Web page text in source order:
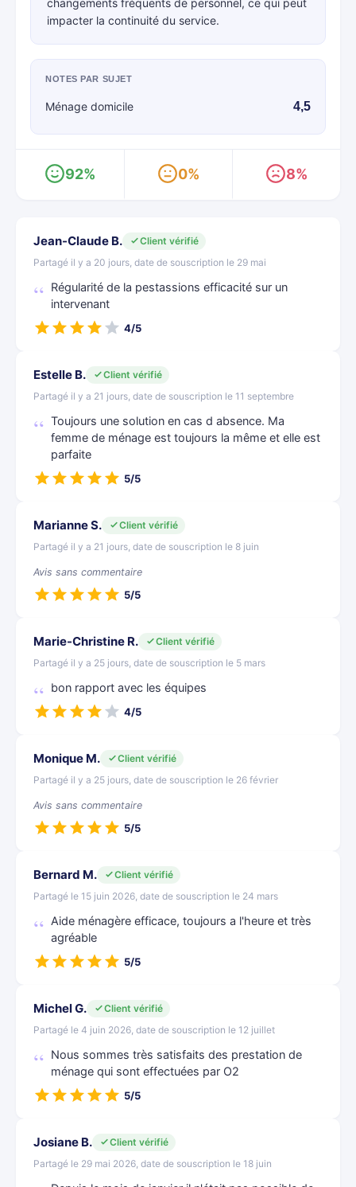
changements fréquents de personnel, ce qui peut
impacter la continuité du service.
NOTES PAR SUJET
Ménage domicile 4,5
92% 0% 8%
Jean-Claude B.
Client vérifié
Partagé il y a 20 jours, date de souscription le 29 mai
Régularité de la pestassions efficacité sur un
intervenant
4/5
Estelle B.
Client vérifié
Partagé il y a 21 jours, date de souscription le 11 septembre
Toujours une solution en cas d absence. Ma
femme de ménage est toujours la même et elle est
parfaite
5/5
Marianne S.
Client vérifié
Partagé il y a 21 jours, date de souscription le 8 juin
Avis sans commentaire
5/5
Marie-Christine R.
Client vérifié
Partagé il y a 25 jours, date de souscription le 5 mars
bon rapport avec les équipes
4/5
Monique M.
Client vérifié
Partagé il y a 25 jours, date de souscription le 26 février
Avis sans commentaire
5/5
Bernard M.
Client vérifié
Partagé le 15 juin 2026, date de souscription le 24 mars
Aide ménagère efficace, toujours a l'heure et très
agréable
5/5
Michel G.
Client vérifié
Partagé le 4 juin 2026, date de souscription le 12 juillet
Nous sommes très satisfaits des prestation de
ménage qui sont effectuées par O2
5/5
Josiane B.
Client vérifié
Partagé le 29 mai 2026, date de souscription le 18 juin